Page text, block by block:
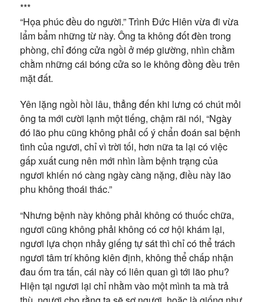
***
“Họa phúc đều do người.” Trình Đức Hiên vừa đi vừa
lẩm bẩm những từ này. Ông ta không đốt đèn trong
phòng, chỉ đóng cửa ngồi ở mép giường, nhìn chằm
chằm những cái bóng cửa so le không đồng đều trên
mặt đất.
Yên lặng ngồi hồi lâu, thẳng đến khi lưng có chút mỏi
ông ta mới cười lạnh một tiếng, chậm rãi nói, “Ngày
đó lão phu cũng không phải cố ý chẩn đoán sai bệnh
tình của ngươi, chỉ vì trời tối, hơn nữa ta lại có việc
gấp xuất cung nên mới nhìn lầm bệnh trạng của
ngươi khiến nó càng ngày càng nặng, điều này lão
phu không thoái thác.”
“Nhưng bệnh này không phải không có thuốc chữa,
ngươi cũng không phải không có cơ hội khám lại,
ngươi lựa chọn nhảy giếng tự sát thì chỉ có thể trách
ngươi tâm trí không kiên định, không thể chấp nhận
đau ốm tra tấn, cái này có liên quan gì tới lão phu?
Hiện tại ngươi lại chỉ nhằm vào một mình ta mà trả